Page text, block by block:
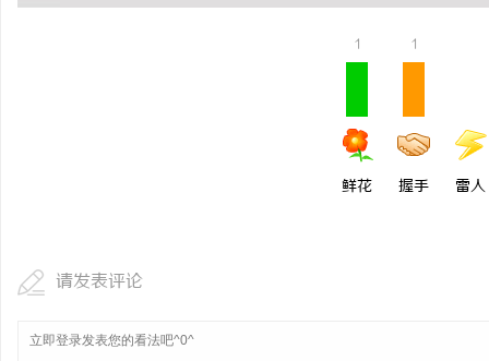
1
鲜花
1
握手 雷人
请发表评论